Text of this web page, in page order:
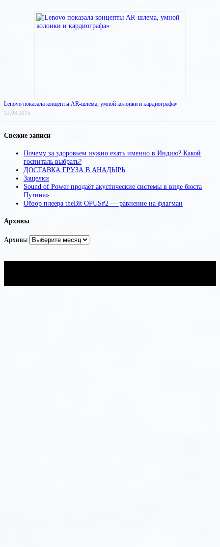
Lenovo показала концепты AR-шлема, умной колонки и кардиографа»
12.08.2015
Свежие записи
Почему за здоровьем нужно ехать именно в Индию? Какой
госпиталь выбрать?
ДОСТАВКА ГРУЗА В АНАДЫРЬ
Защелки
Sound of Power продаёт акустические системы в виде бюста
Путина»
Обзор плеера theBit OPUS#2 — равнение на флагман
Архивы
Архивы